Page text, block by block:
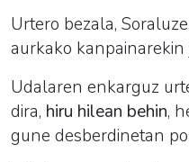
Urtero bezala,
aurkako kanpainarekin
Udalaren enkarguz
dira, hiru hilean behin,
gune desberdinetan